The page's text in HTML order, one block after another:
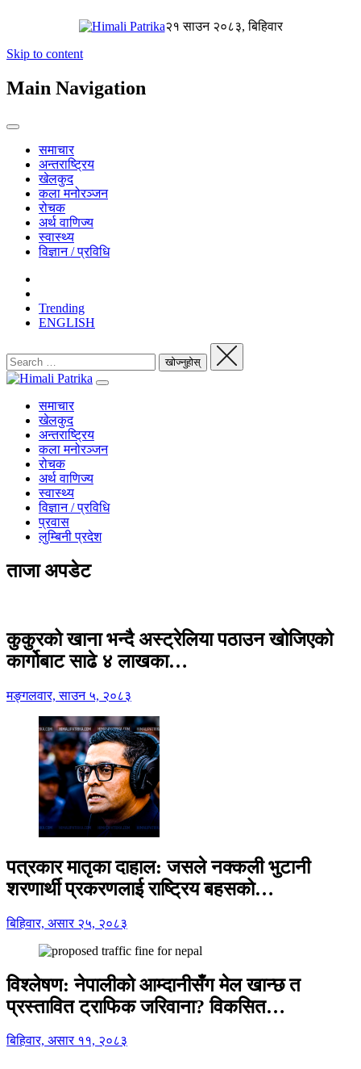
२१ साउन २०८३, बिहिवार
Skip to content
Main Navigation
समाचार
अन्तराष्ट्रिय
खेलकुद
कला मनोरञ्जन
रोचक
अर्थ वाणिज्य
स्वास्थ्य
विज्ञान / प्रविधि
Trending
ENGLISH
समाचार
खेलकुद
अन्तराष्ट्रिय
कला मनोरञ्जन
रोचक
अर्थ वाणिज्य
स्वास्थ्य
विज्ञान / प्रविधि
प्रवास
लुम्बिनी प्रदेश
ताजा अपडेट
कुकुरको खाना भन्दै अस्ट्रेलिया पठाउन खोजिएको
कार्गोबाट साढे ४ लाखका…
मङ्गलवार, साउन ५, २०८३
पत्रकार मातृका दाहाल: जसले नक्कली भुटानी
शरणार्थी प्रकरणलाई राष्ट्रिय बहसको…
बिहिवार, असार २५, २०८३
विश्लेषण: नेपालीको आम्दानीसँग मेल खान्छ त
प्रस्तावित ट्राफिक जरिवाना? विकसित…
बिहिवार, असार ११, २०८३